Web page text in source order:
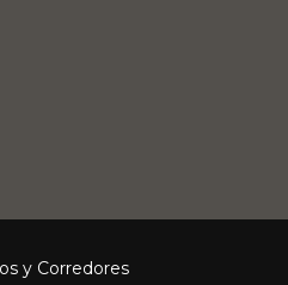
y Corredores